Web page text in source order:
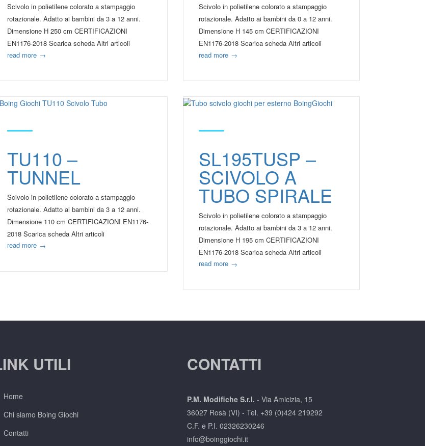
Scivolo in polietilene colorato a stampaggio
rotazionale. Adatto ai bambini da 3 a 12 anni.
Dimensione H 250 cm CERTIFICAZIONI
EN1176-2018 Scarica scheda Altri articoli
read more →
Scivolo in polietilene colorato a stampaggio
rotazionale. Adatto ai bambini da 0 a 12 anni.
Dimensione H 145 cm CERTIFICAZIONI
EN1176-2018 Scarica scheda Altri articoli
read more →
TU110 –
TUNNEL
Scivolo in polietilene colorato a stampaggio
rotazionale. Adatto ai bambini da 3 a 12 anni.
Dimensione 110 cm CERTIFICAZIONI EN1176-
2018 Scarica scheda Altri articoli
read more →
SL195TUSP –
SCIVOLO A
TUBO SPIRALE
Scivolo in polietilene colorato a stampaggio
rotazionale. Adatto ai bambini da 3 a 12 anni.
Dimensione H 195 cm CERTIFICAZIONI
EN1176-2018 Scarica scheda Altri articoli
read more →
UTILI
Home
Chi siamo Boing Giochi
Contatti
CONTATTI
P.M. Modifiche S.r.l. - Via Amicizia, 15
36027 Rosà (VI) - Tel. +39 (0)424 219292
C.F. e P.I. 02326230246
info@boinggiochi.it